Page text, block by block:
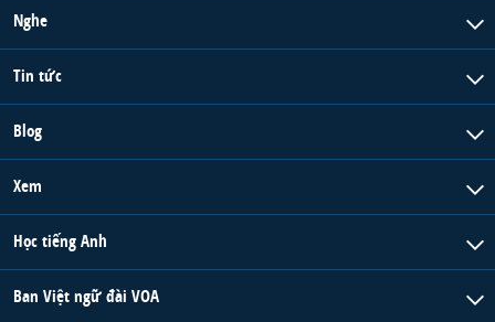
Nghe
Tin tức
Blog
Xem
Học tiếng Anh
Ban Việt ngữ đài VOA